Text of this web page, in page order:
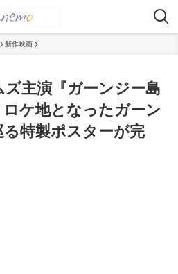
新作映画
ズ主演『ガーンジー島
ケ地となったガーン
特製ポスターが完